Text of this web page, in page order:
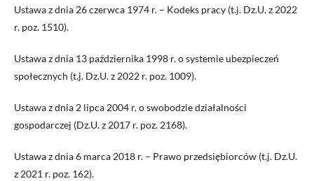
Ustawa z dnia 26 czerwca 1974 r. – Kodeks pracy (t.j. Dz.U. z 2022
r. poz. 1510).
Ustawa z dnia 13 października 1998 r. o systemie ubezpieczeń
społecznych (t.j. Dz.U. z 2022 r. poz. 1009).
Ustawa z dnia 2 lipca 2004 r. o swobodzie działalności
gospodarczej (Dz.U. z 2017 r. poz. 2168).
Ustawa z dnia 6 marca 2018 r. – Prawo przedsiębiorców (t.j. Dz.U.
z 2021 r. poz. 162).